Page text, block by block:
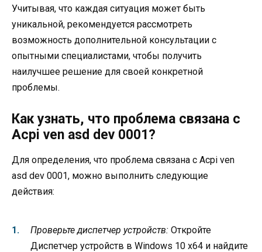
Учитывая, что каждая ситуация может быть
уникальной, рекомендуется рассмотреть
возможность дополнительной консультации с
опытными специалистами, чтобы получить
наилучшее решение для своей конкретной
проблемы.
Как узнать, что проблема связана с
Acpi ven asd dev 0001?
Для определения, что проблема связана с Acpi ven
asd dev 0001, можно выполнить следующие
действия:
Проверьте диспетчер устройств: Откройте
Диспетчер устройств в Windows 10 x64 и найдите